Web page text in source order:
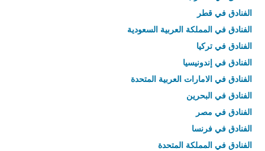
الفنادق في قطر
الفنادق في المملكة العربية السعودية
الفنادق في تركيا
الفنادق في إندونيسيا
الفنادق في الامارات العربية المتحدة
الفنادق في البحرين
الفنادق في مصر
الفنادق في فرنسا
الفنادق في المملكة المتحدة